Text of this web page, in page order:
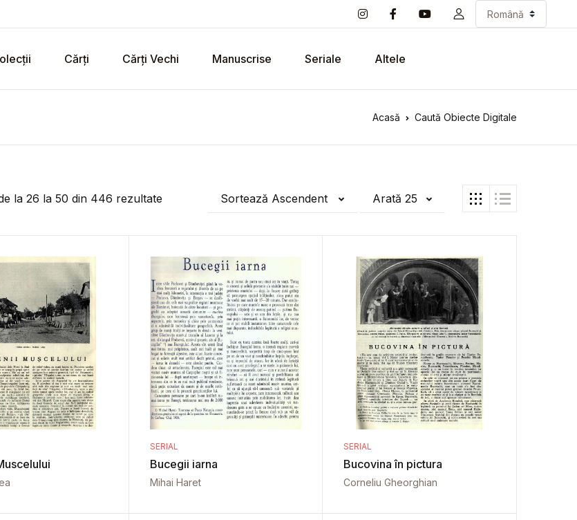
Cărți Cărți Vechi Manuscrise Seriale Altele
Acasă Caută Obiecte Digitale
la 26 la 50 din 446 rezultate Sortează Ascendent Arată 25
SERIAL
Bucegii iarna
Mihai Haret
SERIAL
Bucovina în pictura
Corneliu Gheorghian